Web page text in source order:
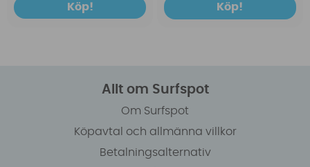
Köp! Köp!
Allt om Surfspot
Om Surfspot
Köpavtal och allmänna villkor
Betalningsalternativ